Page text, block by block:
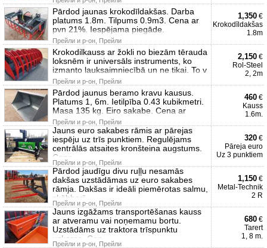
Pārdod jaunas krokodīldakšas. Darba
platums 1.8m. Tilpums 0.9m3. Cena ar
pvn 21%. Iespējama piegāde.
Прейли и р-он, Прейли
1,350 €
Krokodīldakšas
1.8m
Krokodilkauss ar žokli no biezām tērauda
loksnēm ir universāls instruments, ko
izmanto lauksaimniecībā un ne tikai. To v
Прейли и р-он, Прейли
2,150 €
Rol-Steel
2, 2m
Pārdod jaunus beramo kravu kausus.
Platums 1, 6m. Ietilpība 0.43 kubikmetri.
Masa 135 kg. Eiro sakabe. Cena ar
Прейли и р-он, Прейли
460 €
Kauss
1.6m.
Jauns euro sakabes rāmis ar pārejas
iespēju uz trīs punktiem. Regulējams
centrālās atsaites kronšteina augstums.
Cena
Прейли и р-он, Прейли
320 €
Pāreja euro
Uz 3 punktiem
Pārdod jaudīgu divu ruļļu nesamās
dakšas uzstādāmas uz euro sakabes
rāmja. Dakšas ir ideāli piemērotas salmu,
skābbarī
Прейли и р-он, Прейли
1,150 €
Metal-Technik
2 R
Jauns izgāžams transportēšanas kauss
ar atveramu vai noņemamu bortu.
Uzstādāms uz traktora trīspunktu
uzkares. Cen
Прейли и р-он, Прейли
680 €
Tarert
1, 8 m.